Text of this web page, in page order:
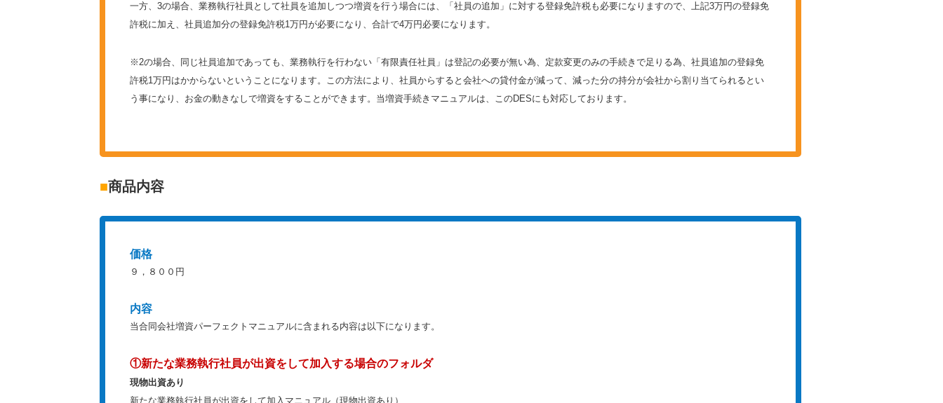
一方、3の場合、業務執行社員として社員を追加しつつ増資を行う場合には、「社員の追加」に対する登録免許税も必要になりますので、上記3万円の登録免
許税に加え、社員追加分の登録免許税1万円が必要になり、合計で4万円必要になります。
※2の場合、同じ社員追加であっても、業務執行を行わない「有限責任社員」は登記の必要が無い為、定款変更のみの手続きで足りる為、社員追加の登録免
許税1万円はかからないということになります。この方法により、社員からすると会社への貸付金が減って、減った分の持分が会社から割り当てられるとい
う事になり、お金の動きなしで増資をすることができます。当増資手続きマニュアルは、このDESにも対応しております。
■商品内容
価格
９，８００円
内容
当合同会社増資パーフェクトマニュアルに含まれる内容は以下になります。
①新たな業務執行社員が出資をして加入する場合のフォルダ
現物出資あり
新たな業務執行社員が出資をして加入マニュアル（現物出資あり）